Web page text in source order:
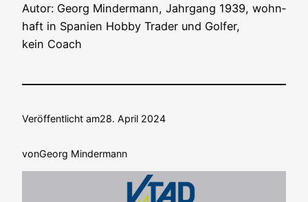
Autor: Georg Min­der­mann, Jahr­gang 1939, wohn­
haft in Spa­ni­en Hob­by Trader und Gol­fer,
kein Coach
Veröffentlicht am28. April 2024
vonGeorg Mindermann